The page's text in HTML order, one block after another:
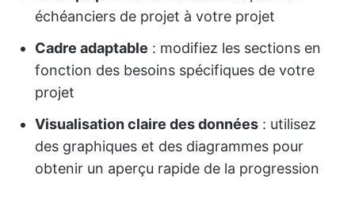
échéanciers de projet à votre projet
Cadre adaptable : modifiez les sections en
fonction des besoins spécifiques de votre
projet
Visualisation claire des données : utilisez
des graphiques et des diagrammes pour
obtenir un aperçu rapide de la progression